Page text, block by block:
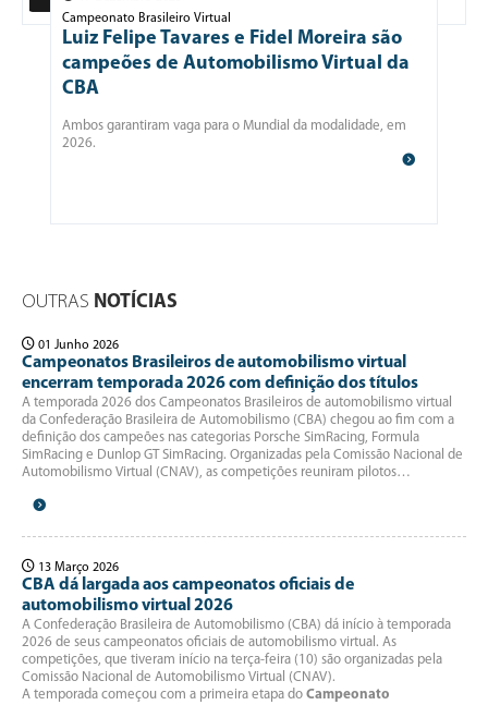
Campeonato Brasileiro Virtual
Luiz Felipe Tavares e Fidel Moreira são
campeões de Automobilismo Virtual da
CBA
Ambos garantiram vaga para o Mundial da modalidade, em
2026.
OUTRAS NOTÍCIAS
01 Junho 2026
Campeonatos Brasileiros de automobilismo virtual
encerram temporada 2026 com definição dos títulos
A temporada 2026 dos Campeonatos Brasileiros de automobilismo virtual
da Confederação Brasileira de Automobilismo (CBA) chegou ao fim com a
definição dos campeões nas categorias Porsche SimRacing, Formula
SimRacing e Dunlop GT SimRacing. Organizadas pela Comissão Nacional de
Automobilismo Virtual (CNAV), as competições reuniram pilotos…
13 Março 2026
CBA dá largada aos campeonatos oficiais de
automobilismo virtual 2026
A Confederação Brasileira de Automobilismo (CBA) dá início à temporada
2026 de seus campeonatos oficiais de automobilismo virtual. As
competições, que tiveram início na terça-feira (10) são organizadas pela
Comissão Nacional de Automobilismo Virtual (CNAV).
A temporada começou com a primeira etapa do Campeonato